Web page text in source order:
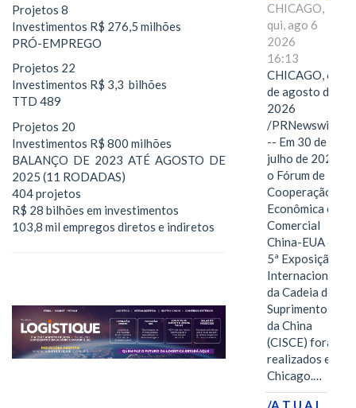
Projetos 8
Investimentos R$ 276,5 milhões
PRÓ-EMPREGO
Projetos 22
Investimentos R$ 3,3 bilhões
TTD 489
Projetos 20
Investimentos R$ 800 milhões
BALANÇO DE 2023 ATÉ AGOSTO DE
2025 (11 RODADAS)
404 projetos
R$ 28 bilhões em investimentos
103,8 mil empregos diretos e indiretos
CHICAGO,
qui, ago 6
2026
16:13
CHICAGO, 6
de agosto de
2026
/PRNewswire/
-- Em 30 de
julho de 2026,
o Fórum de
Cooperação
Econômica e
Comercial
China-EUA e a
5ª Exposição
Internacional
da Cadeia de
Suprimentos
da China
(CISCE) foram
realizados em
Chicago.…
/A T U A L